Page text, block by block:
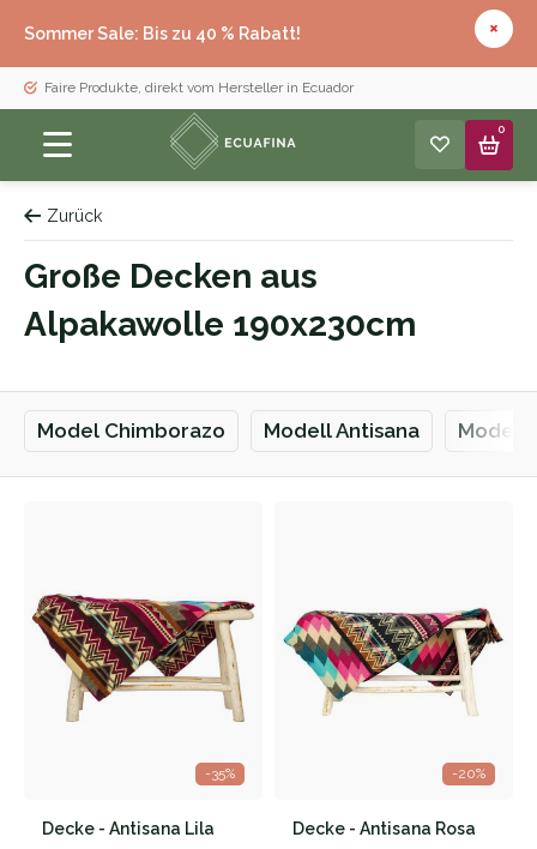
Sommer Sale: Bis zu 40 % Rabatt!
Faire Produkte, direkt vom Hersteller in Ecuador
0
Zurück
Große Decken aus
Alpakawolle 190x230cm
Model Chimborazo Modell Antisana Modell
-35%
Decke - Antisana Lila
-20%
Decke - Antisana Rosa